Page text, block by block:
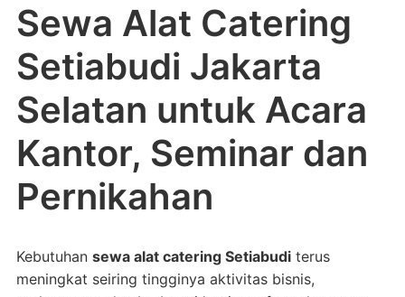
Sewa Alat Catering
Setiabudi Jakarta
Selatan untuk Acara
Kantor, Seminar dan
Pernikahan
Kebutuhan sewa alat catering Setiabuditerus
meningkat seiring tingginya aktivitas bisnis,